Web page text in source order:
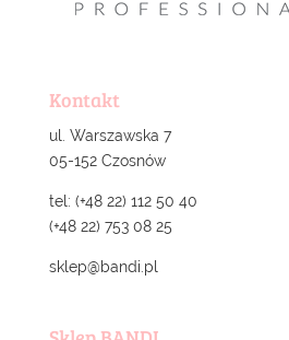
Kontakt
ul. Warszawska 7
05-152 Czosnów
tel: (+48 22) 112 50 40
(+48 22) 753 08 25
sklep@bandi.pl